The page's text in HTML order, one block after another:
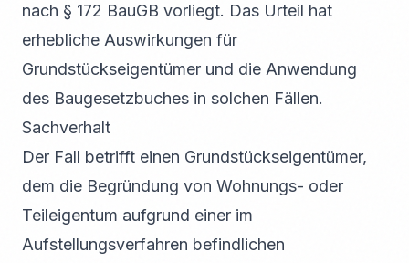
nach § 172 BauGB vorliegt. Das Urteil hat
erhebliche Auswirkungen für
Grundstückseigentümer und die Anwendung
des Baugesetzbuches in solchen Fällen.
Sachverhalt
Der Fall betrifft einen Grundstückseigentümer,
dem die Begründung von Wohnungs- oder
Teileigentum aufgrund einer im
Aufstellungsverfahren befindlichen